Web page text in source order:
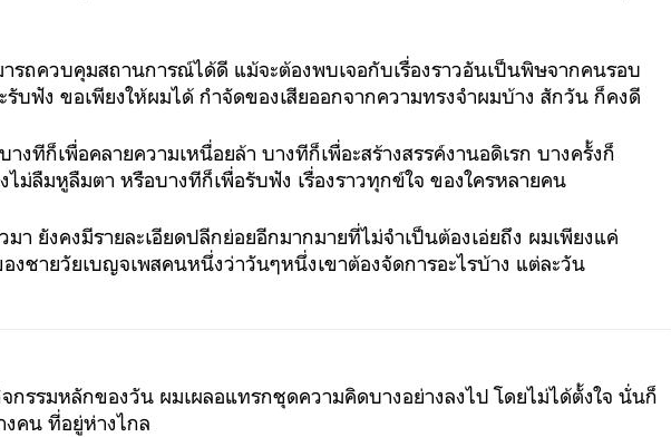
รถควบคุมสถานการณ์ได้ดี แม้จะต้องพบเจอกับเรื่องราวอันเป็นพิษจากคนรอบ
บฟัง ขอเพียงให้ผมได้ กำจัดของเสียออกจากความทรงจำผมบ้าง สักวัน ก็คงดี
างทีก็เพื่อคลายความเหนื่อยล้า บางทีก็เพื่อะสร้างสรรค์งานอดิเรก บางครั้งก็
ไม่ลืมหูลืมตา หรือบางทีก็เพื่อรับฟัง เรื่องราวทุกข์ใจ ของใครหลายคน
า ยังคงมีรายละเอียดปลีกย่อยอีกมากมายที่ไม่จำเป็นต้องเอ่ยถึง ผมเพียงแค่
งชายวัยเบญจเพสคนหนึ่งว่าวันๆหนึ่งเขาต้องจัดการอะไรบ้าง แต่ละวัน
กรรมหลักของวัน ผมเผลอแทรกชุดความคิดบางอย่างลงไป โดยไม่ได้ตั้งใจ นั่นก็
งคน ที่อยู่ห่างไกล